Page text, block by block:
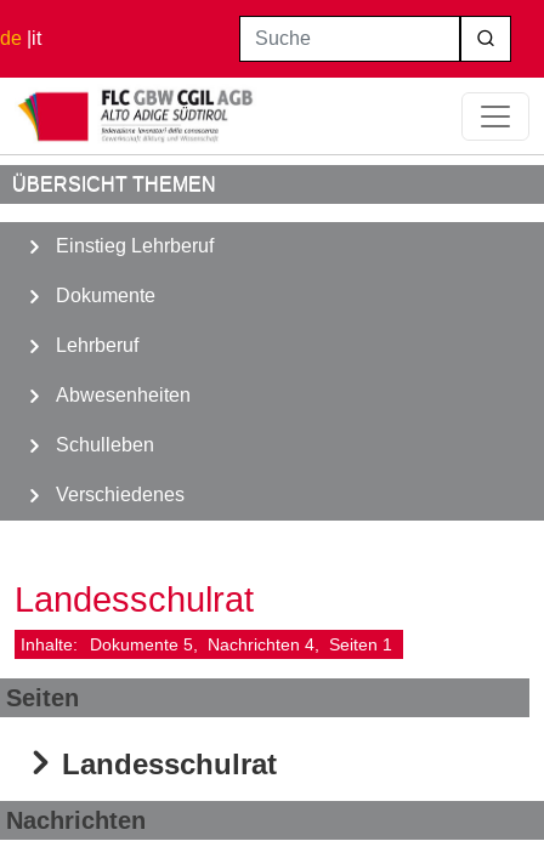
de it Suche
Startseite Schulleben
Landesschulrat
Inhalte: Dokumente 5 Nachrichten 4 Seiten 1
Seiten
Landesschulrat
Nachrichten
ÜBERSICHT THEMEN
Einstieg Lehrberuf
Dokumente
Lehrberuf
Abwesenheiten
Schulleben
Verschiedenes